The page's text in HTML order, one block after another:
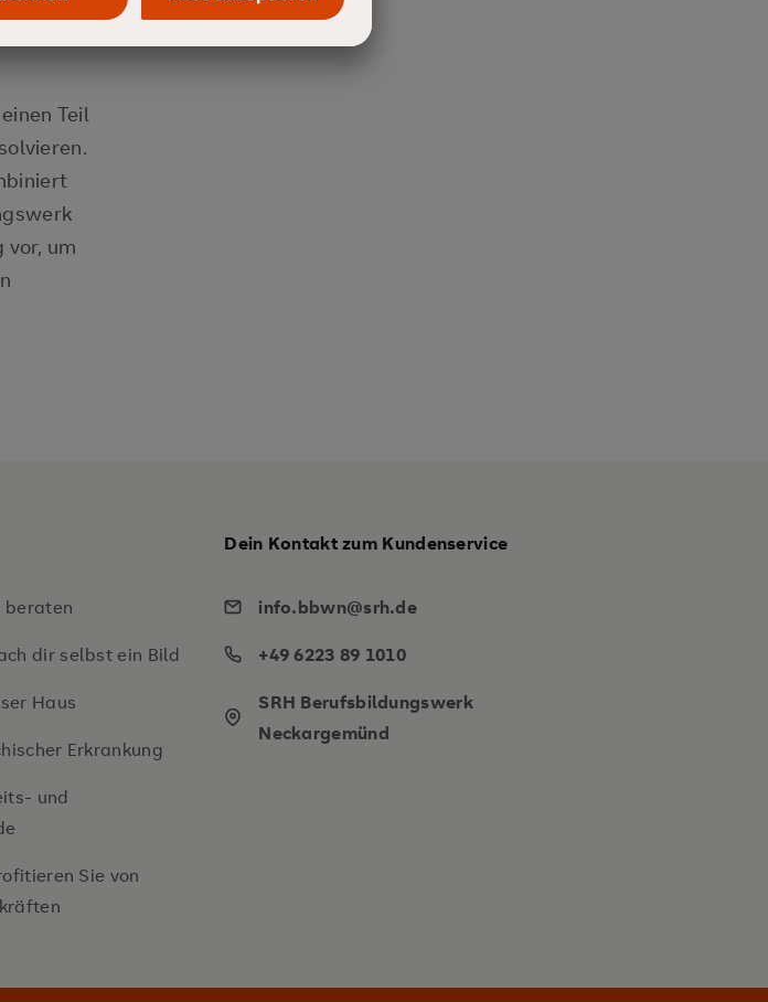
auf
Teil
um
beraten
dir selbst ein Bild
Haus
Erkrankung
und
Sie von
Dein Kontakt zum Kundenservice
info.bbwn@srh.de
+49 6223 89 1010
SRH Berufsbildungswerk
Neckargemünd